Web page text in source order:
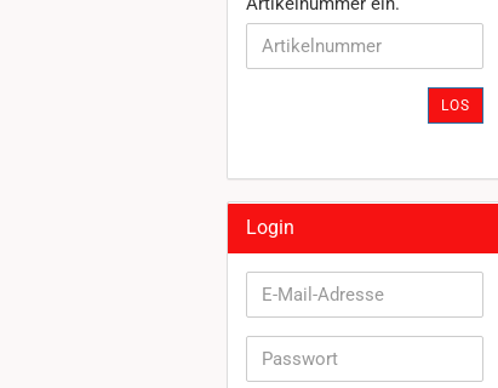
SIE
DIE
LOS
Login
E-
Mail-
Passwort